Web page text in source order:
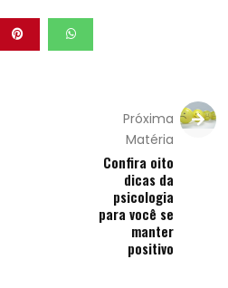
Próxima
Matéria
Confira oito
dicas da
psicologia
para você se
manter
positivo